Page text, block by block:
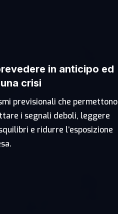
in anticipo ed
crisi
previsionali che permettono
i segnali deboli, leggere
e ridurre l’esposizione